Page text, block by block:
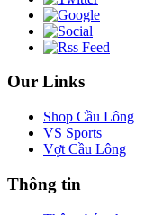
Our Links
Shop Cầu Lông
VS Sports
Vợt Cầu Lông
Thông tin